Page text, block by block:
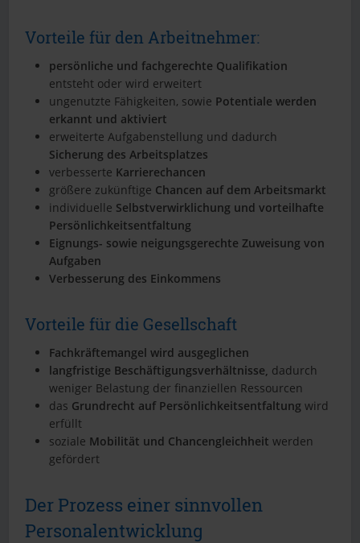
Vorteile für den Arbeitnehmer:
persönliche und fachgerechte Qualifikation
entsteht oder wird erweitert
ungenutzte Fähigkeiten, sowie Potentiale werden
erkannt und aktiviert
erweiterte Aufgabenstellung und dadurch
Sicherung des Arbeitsplatzes
verbesserte Karrierechancen
größere zukünftige Chancen auf dem Arbeitsmarkt
individuelle Selbstverwirklichung und vorteilhafte
Persönlichkeitsentfaltung
Eignungs- sowie neigungsgerechte Zuweisung von
Aufgaben
Verbesserung des Einkommens
Vorteile für die Gesellschaft
Fachkräftemangel wird ausgeglichen
langfristige Beschäftigungsverhältnisse, dadurch
weniger Belastung der finanziellen Ressourcen
das Grundrecht auf Persönlichkeitsentfaltung wird
erfüllt
soziale Mobilität und Chancengleichheit werden
gefördert
Der Prozess einer sinnvollen
Personalentwicklung